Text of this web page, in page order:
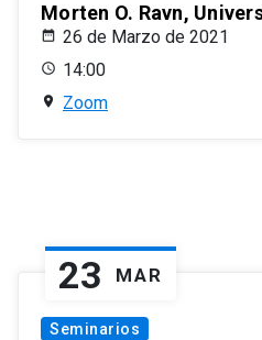
Morten O. Ravn,
26 de Marzo de 2021
14:00
Zoom
23 MAR
Seminarios